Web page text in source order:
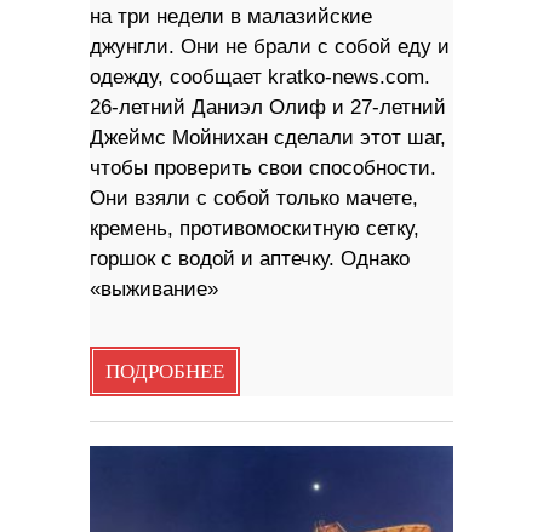
на три недели в малазийские
джунгли. Они не брали с собой еду и
одежду, сообщает kratko-news.com.
26-летний Даниэл Олиф и 27-летний
Джеймс Мойнихан сделали этот шаг,
чтобы проверить свои способности.
Они взяли с собой только мачете,
кремень, противомоскитную сетку,
горшок с водой и аптечку. Однако
«выживание»
ПОДРОБНЕЕ